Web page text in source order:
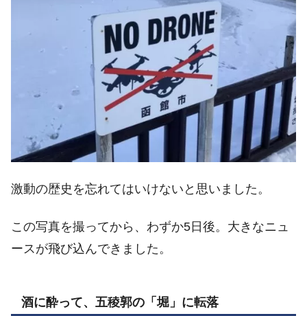
激動の歴史を忘れてはいけないと思いました。
この写真を撮ってから、わずか5日後。大きなニュ
ースが飛び込んできました。
酒に酔って、五稜郭の「堀」に転落